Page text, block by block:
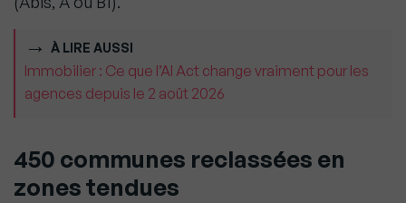
À LIRE AUSSI
Immobilier : Ce que l’AI Act change vraiment pour les
agences depuis le 2 août 2026
450 communes reclassées en
zones tendues